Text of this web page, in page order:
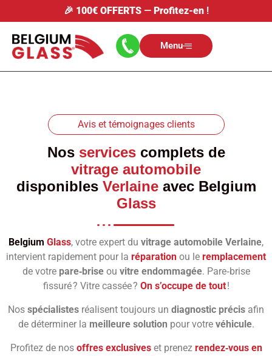
🎉 100€ OFFERTS— Profitez-en!
Menu
Avis et témoignages clients
Nos servicescomplets de
vitrage automobile
disponibles Verlaineavec Belgium
Glass
Belgium Glass, votre expert du vitrage automobile Verlaine,
intervient rapidement pour la réparation ou le remplacement
de votre pare‑briseou vitre endommagée. Pare‑brise
fissuré ? Vitre cassée ? On s’occupe de tout!
Nos spécialistes réalisent toujours un diagnostic précis afin
de déterminer la meilleure solution pour votre véhicule.
Profitez de nos offres exclusiveset prenez rendez‑vous en